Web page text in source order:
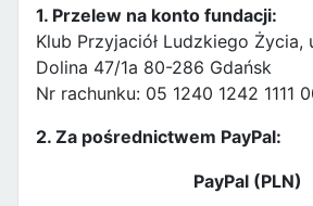
1. Przelew na konto fundacji:
Klub Przyjaciół Ludzkiego Życia,
Dolina 47/1a 80-286 Gdańsk
Nr rachunku: 05 1240 1242 1111
2. Za pośrednictwem PayPal:
PayPal (PLN)